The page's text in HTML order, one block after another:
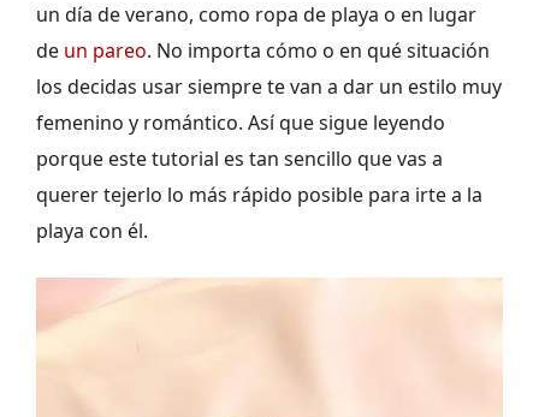
un día de verano, como ropa de playa o en lugar
de un pareo. No importa cómo o en qué situación
los decidas usar siempre te van a dar un estilo muy
femenino y romántico. Así que sigue leyendo
porque este tutorial es tan sencillo que vas a
querer tejerlo lo más rápido posible para irte a la
playa con él.